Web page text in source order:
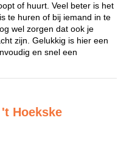
of huurt. Veel beter is het
te huren of bij iemand in te
wel zorgen dat ook je
zijn. Gelukkig is hier een
en snel een
Hoekske